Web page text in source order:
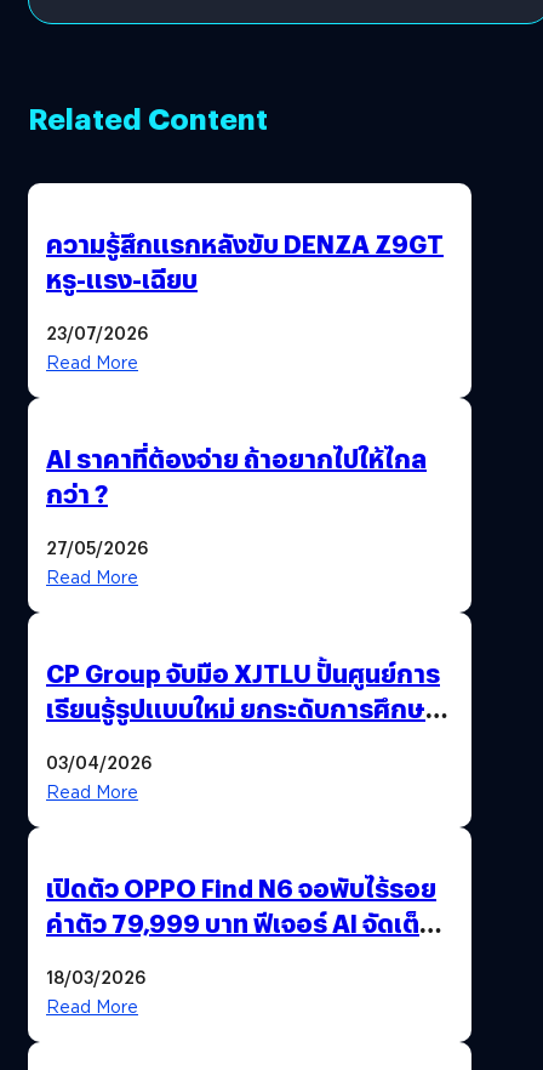
Related Content
ความรู้สึกแรกหลังขับ DENZA Z9GT
หรู-แรง-เฉียบ
23/07/2026
Read More
AI ราคาที่ต้องจ่าย ถ้าอยากไปให้ไกล
กว่า ?
27/05/2026
Read More
CP Group จับมือ XJTLU ปั้นศูนย์การ
เรียนรู้รูปแบบใหม่ ยกระดับการศึกษา
03/04/2026
Read More
เปิดตัว OPPO Find N6 จอพับไร้รอย
ค่าตัว 79,999 บาท ฟีเจอร์ AI จัดเต็ม
18/03/2026
Read More